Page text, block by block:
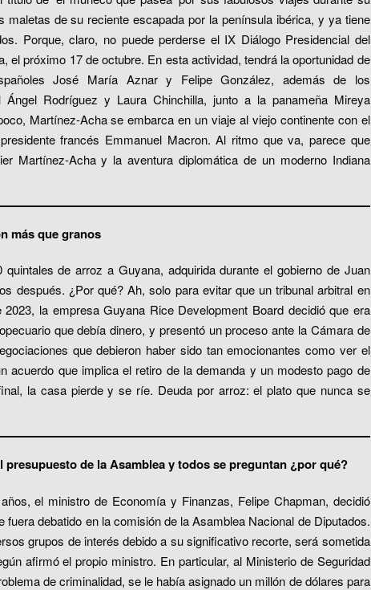
maletas de su reciente escapada por la península ibérica, y ya tiene
Porque, claro, no puede perderse el IX Diálogo Presidencial del
el próximo 17 de octubre. En esta actividad, tendrá la oportunidad de
José María Aznar y Felipe González, además de los
Rodríguez y Laura Chinchilla, junto a la panameña Mireya
Martínez-Acha se embarca en un viaje al viejo continente con el
francés Emmanuel Macron. Al ritmo que va, parece que
Martínez-Acha y la aventura diplomática de un moderno Indiana
más que granos
de arroz a Guyana, adquirida durante el gobierno de Juan
después. ¿Por qué? Ah, solo para evitar que un tribunal arbitral en
la empresa Guyana Rice Development Board decidió que era
que debía dinero, y presentó un proceso ante la Cámara de
que debieron haber sido tan emocionantes como ver el
acuerdo que implica el retiro de la demanda y un modesto pago de
la casa pierde y se ríe. Deuda por arroz: el plato que nunca se
de la Asamblea y todos se preguntan ¿por qué?
el ministro de Economía y Finanzas, Felipe Chapman, decidió
debatido en la comisión de la Asamblea Nacional de Diputados.
grupos de interés debido a su significativo recorte, será sometida
afirmó el propio ministro. En particular, al Ministerio de Seguridad
de criminalidad, se le había asignado un millón de dólares para